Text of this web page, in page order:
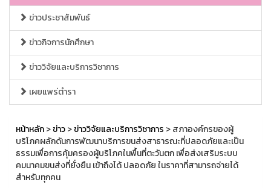
ข่าวประชาสัมพันธ์
ข่าวกิจการนักศึกษา
ข่าววิจัยและบริการวิชาการ
เผยแพร่ตำรา
หน้าหลัก>ข่าว>ข่าววิจัยและบริการวิชาการ > สภาองค์กรของผู้
บริโภคผลักดันการพัฒนาบริการขนส่งสาธารณะที่ปลอดภัยและเป็น
ธรรมเพื่อการคุ้มครองผู้บริโภคในพื้นที่ตะวันตก เพื่อส่งเสริมระบบ
คมนาคมขนส่งที่ยั่งยืน เข้าถึงได้ ปลอดภัย ในราคาที่สามารถจ่ายได้
สำหรับทุกคน